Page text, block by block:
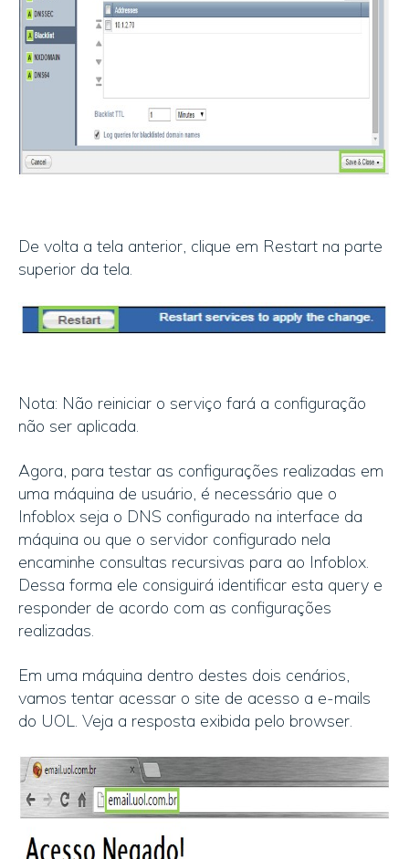
De volta a tela anterior, clique em Restart na parte
superior da tela.
Nota: Não reiniciar o serviço fará a configuração
não ser aplicada.
Agora, para testar as configurações realizadas em
uma máquina de usuário, é necessário que o
Infoblox seja o DNS configurado na interface da
máquina ou que o servidor configurado nela
encaminhe consultas recursivas para ao Infoblox.
Dessa forma ele consiguirá identificar esta query e
responder de acordo com as configurações
realizadas.
Em uma máquina dentro destes dois cenários,
vamos tentar acessar o site de acesso a e-mails
do UOL. Veja a resposta exibida pelo browser.